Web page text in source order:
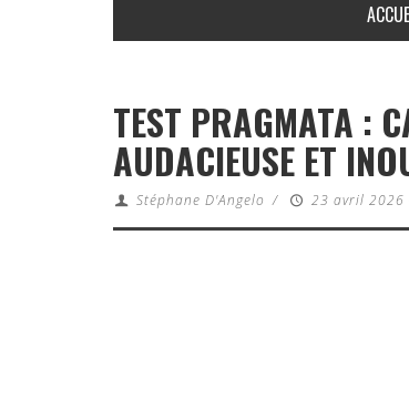
TEST PRAGMATA :
AUDACIEUSE ET
Stéphane D'Angelo / 23 avril 2026